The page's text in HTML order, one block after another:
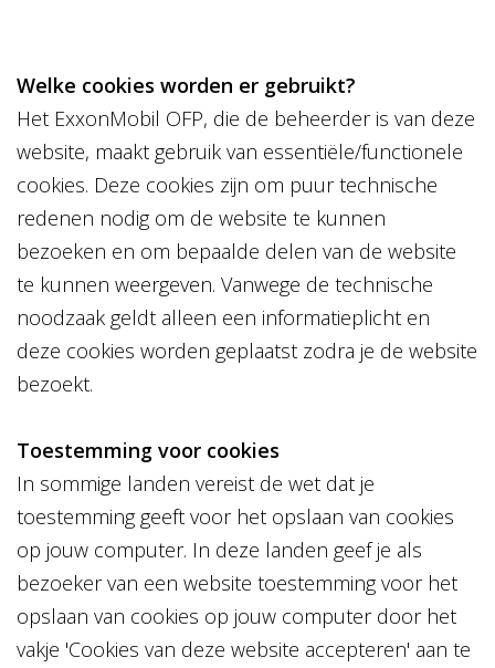
Welke cookies worden er gebruikt?
Het ExxonMobil OFP, die de beheerder is van deze
website, maakt gebruik van essentiële/functionele
cookies. Deze cookies zijn om puur technische
redenen nodig om de website te kunnen
bezoeken en om bepaalde delen van de website
te kunnen weergeven. Vanwege de technische
noodzaak geldt alleen een informatieplicht en
deze cookies worden geplaatst zodra je de website
bezoekt.
Toestemming voor cookies
In sommige landen vereist de wet dat je
toestemming geeft voor het opslaan van cookies
op jouw computer. In deze landen geef je als
bezoeker van een website toestemming voor het
opslaan van cookies op jouw computer door het
vakje 'Cookies van deze website accepteren' aan te